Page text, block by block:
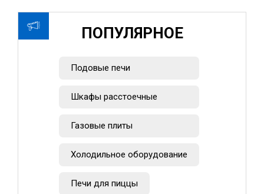
ПОПУЛЯРНОЕ
Подовые печи
Шкафы расстоечные
Газовые плиты
Холодильное оборудование
Печи для пиццы